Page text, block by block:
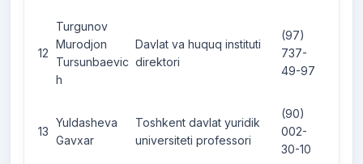
12
Turgunov
Murodjon
Tursunbaevic
h
Davlat va huquq instituti
direktori
(97)
737-
49-97
13
Yuldasheva
Gavxar
Toshkent davlat yuridik
universiteti professori
(90)
002-
30-10